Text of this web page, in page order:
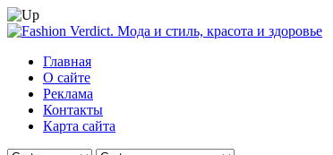
Главная
О сайте
Реклама
Контакты
Карта сайта